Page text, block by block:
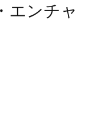
エンチャ